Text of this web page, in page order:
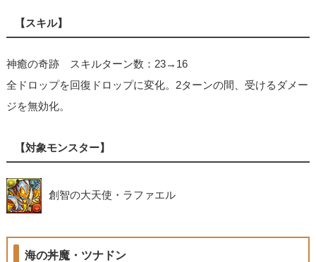
【スキル】
神癒の奇跡 スキルターン数：23→16
全ドロップを回復ドロップに変化。2ターンの間、受けるダメー
ジを無効化。
【対象モンスター】
創智の大天使・ラファエル
海の丼魔・ツナドン